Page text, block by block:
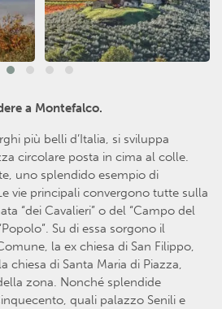
a Montefalco.
più belli d’Italia, si sviluppa
circolare posta in cima al colle.
uno splendido esempio di
vie principali convergono tutte sulla
“dei Cavalieri” o del “Campo del
Su di essa sorgono il
la ex chiesa di San Filippo,
chiesa di Santa Maria di Piazza,
zona. Nonché splendide
quali palazzo Senili e